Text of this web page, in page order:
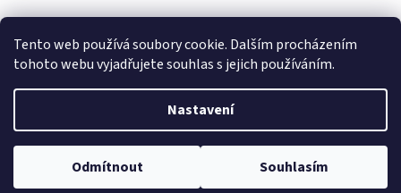
Tento web používá soubory cookie. Dalším procházením
tohoto webu vyjadřujete souhlas s jejich používáním.
Nastavení
Odmítnout Souhlasím
Facebook
Vytvořil Shoptet
práva vyhrazena.